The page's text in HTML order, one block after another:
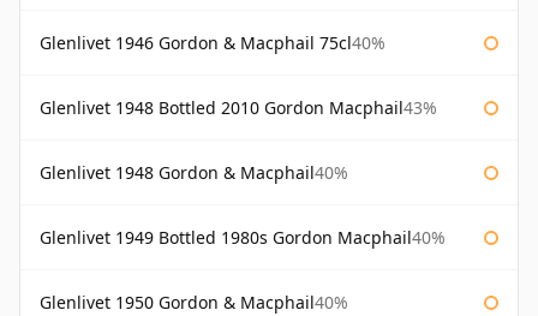
Glenlivet 1946 Gordon & Macphail 75cl40%
Glenlivet 1948 Bottled 2010 Gordon Macphail43%
Glenlivet 1948 Gordon & Macphail40%
Glenlivet 1949 Bottled 1980s Gordon Macphail40%
Glenlivet 1950 Gordon & Macphail40%